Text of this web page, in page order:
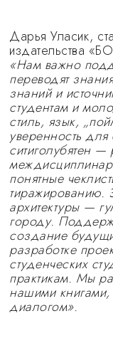
Дарья Уласик,
издательства
«Нам важно
переводят
знаний и
студентам и
стиль, язык,
уверенность
ситиголубятен
понятные
тиражированию.
архитектуры —
городу.
создание
разработке
студенческих
практикам. Мы
нашими книгами,
диалогом».